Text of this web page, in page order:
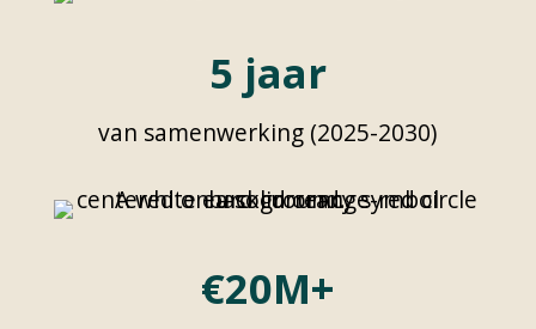
5 jaar
van samenwerking (2025-2030)
€20M+